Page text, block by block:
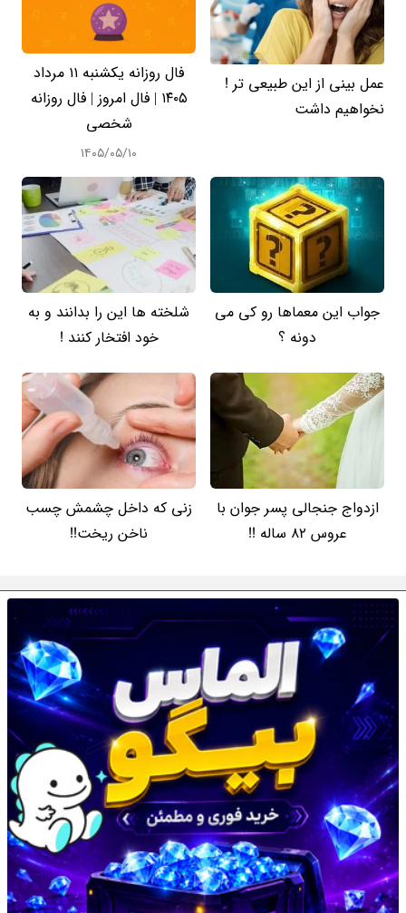
عمل بینی از این طبیعی تر !
نخواهیم داشت
فال روزانه یکشنبه ۱۱ مرداد
۱۴۰۵ | فال امروز | فال روزانه
شخصی
۱۴۰۵/۰۵/۱۰
جواب این معماها رو کی می
دونه ؟
شلخته ها این را بدانند و به
خود افتخار کنند !
ازدواج جنجالی پسر جوان با
عروس 82 ساله !!
زنی که داخل چشمش چسب
ناخن ریخت!!